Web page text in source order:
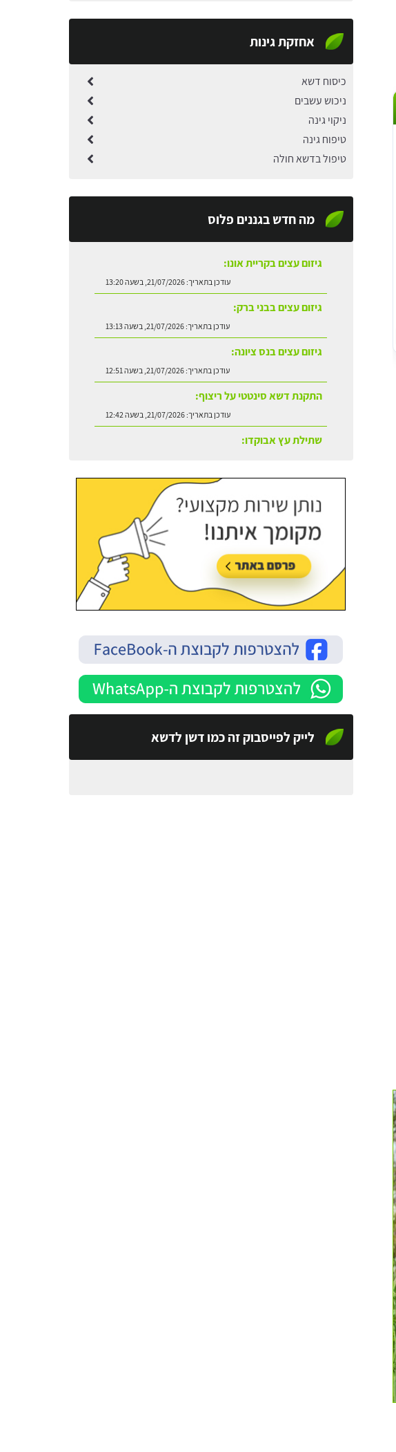
אחזקת גינות
כיסוח דשא
ניכוש עשבים
ניקוי גינה
טיפוח גינה
טיפול בדשא חולה
מה חדש בגננים פלוס
גיזום עצים בקריית אונו:
עודכן בתאריך:21/07/2026, בשעה 13:20
גיזום עצים בבני ברק:
עודכן בתאריך:21/07/2026, בשעה 13:13
גיזום עצים בנס ציונה:
עודכן בתאריך:21/07/2026, בשעה 12:51
התקנת דשא סינטטי על ריצוף:
עודכן בתאריך:21/07/2026, בשעה 12:42
שתילת עץ אבוקדו:
לייק לפייסבוק זה כמו דשן לדשא